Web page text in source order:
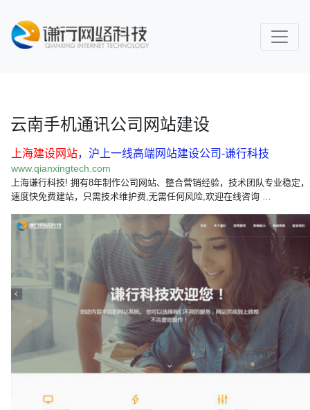
云南手机通讯公司网站建设
上海建设网站，沪上一线高端网站建设公司-谦行科技
www.qianxingtech.com
上海谦行科技! 拥有8年制作公司网站、整合营销经验，技术团队专业稳定
速度快免费建站，只需技术维护费,无需任何风险,欢迎在线咨询 …